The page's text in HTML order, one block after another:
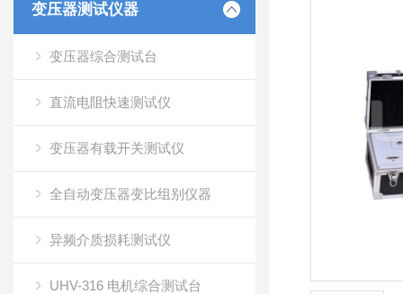
变压器测试仪器
变压器综合测试台
直流电阻快速测试仪
变压器有载开关测试仪
全自动变压器变比组别仪器
异频介质损耗测试仪
UHV-316 电机综合测试台